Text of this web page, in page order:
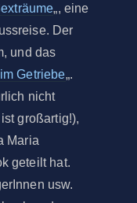
„, eine
Der
und das
Getriebe„.
nicht
großartig!),
Maria
geteilt hat.
usw.